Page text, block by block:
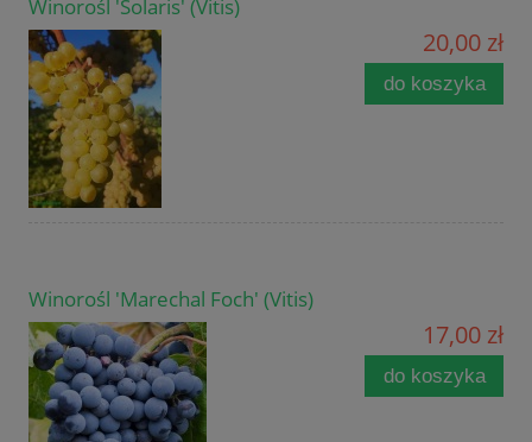
Winorośl 'Solaris' (Vitis)
20,00 zł
do koszyka
Winorośl 'Marechal Foch' (Vitis)
17,00 zł
do koszyka